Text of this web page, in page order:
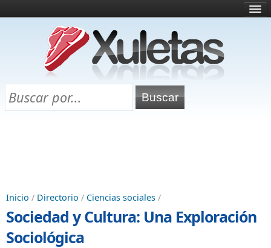
¿Qué es esto?
Directorio
Chuletas para exámenes
Inicio / Directorio / Ciencias sociales /
Sociedad y Cultura: Una Exploración
Sociológica